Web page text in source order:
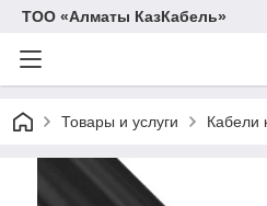
ТОО «Алматы КазКабель»
Товары и услуги Кабели